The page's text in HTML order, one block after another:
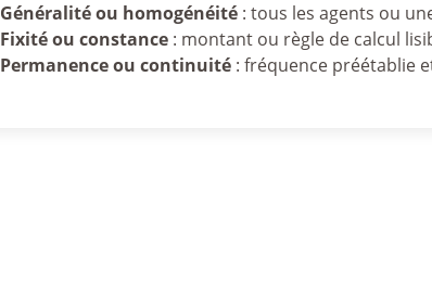
Généralitéou homogénéité : tous les agents ou
Fixitéou constance : montant ou règle de calcul
Permanence ou continuité : fréquence préétablie